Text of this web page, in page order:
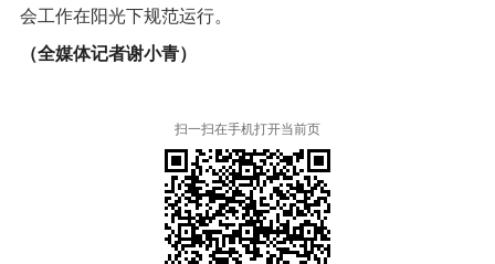
会工作在阳光下规范运行。
（全媒体记者谢小青）
扫一扫在手机打开当前页